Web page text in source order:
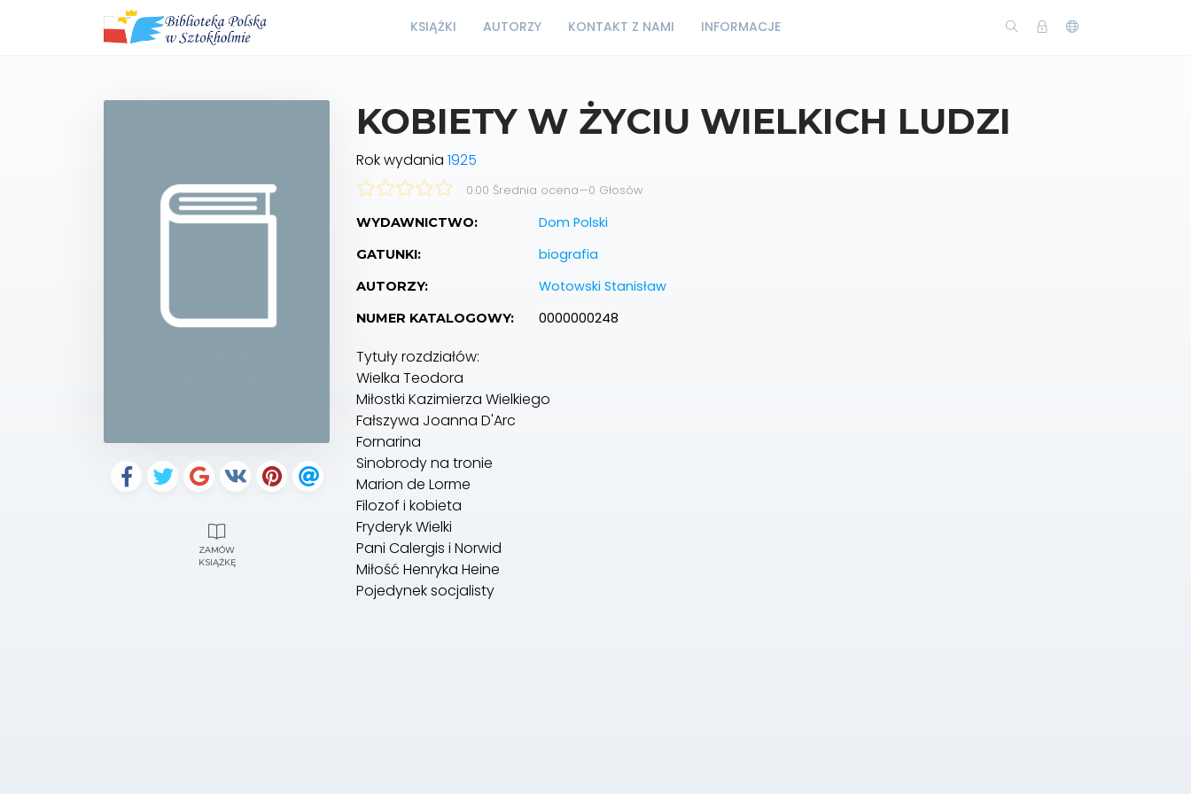
KSIĄŻKI AUTORZY KONTAKT Z NAMI INFORMACJE
ZAMÓW
KSIĄŻKĘ
KOBIETY W ŻYCIU WIELKICH LUDZI
Rok wydania 1925
0.00 Średnia ocena—0 Głosów
WYDAWNICTWO: Dom Polski
GATUNKI: biografia
AUTORZY: Wotowski Stanisław
NUMER KATALOGOWY: 0000000248
Tytuły rozdziałów:
Wielka Teodora
Miłostki Kazimierza Wielkiego
Fałszywa Joanna D'Arc
Fornarina
Sinobrody na tronie
Marion de Lorme
Filozof i kobieta
Fryderyk Wielki
Pani Calergis i Norwid
Miłość Henryka Heine
Pojedynek socjalisty